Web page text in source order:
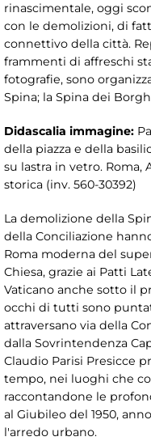
rinascimentale, oggi
con le demolizioni, di
connettivo della città.
frammenti di affreschi
fotografie, sono
Spina; la Spina dei
Didascalia immagine:
della piazza e della
su lastra in vetro. Roma,
storica (inv. 560-30392)
La demolizione della
della Conciliazione
Roma moderna del
Chiesa, grazie ai Patti
Vaticano anche sotto il
occhi di tutti sono
attraversano via della
dalla Sovrintendenza
Claudio Parisi Presicce
tempo, nei luoghi che
raccontandone le
al Giubileo del 1950,
l'arredo urbano.